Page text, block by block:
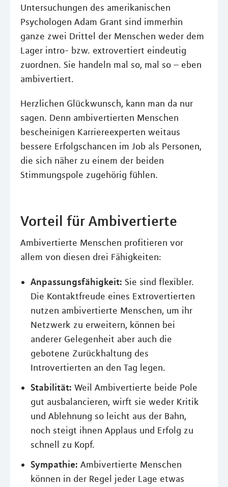
Untersuchungen des amerikanischen
Psychologen Adam Grant sind immerhin
ganze zwei Drittel der Menschen weder dem
Lager intro- bzw. extrovertiert eindeutig
zuordnen. Sie handeln mal so, mal so – eben
ambivertiert.
Herzlichen Glückwunsch, kann man da nur
sagen. Denn ambivertierten Menschen
bescheinigen Karriereexperten weitaus
bessere Erfolgschancen im Job als Personen,
die sich näher zu einem der beiden
Stimmungspole zugehörig fühlen.
Vorteil für Ambivertierte
Ambivertierte Menschen profitieren vor
allem von diesen drei Fähigkeiten:
Anpassungsfähigkeit: Sie sind flexibler.
Die Kontaktfreude eines Extrovertierten
nutzen ambivertierte Menschen, um ihr
Netzwerk zu erweitern, können bei
anderer Gelegenheit aber auch die
gebotene Zurückhaltung des
Introvertierten an den Tag legen.
Stabilität: Weil Ambivertierte beide Pole
gut ausbalancieren, wirft sie weder Kritik
und Ablehnung so leicht aus der Bahn,
noch steigt ihnen Applaus und Erfolg zu
schnell zu Kopf.
Sympathie: Ambivertierte Menschen
können in der Regel jeder Lage etwas